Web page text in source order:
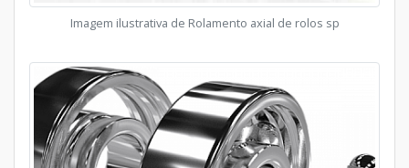
Imagem ilustrativa de Rolamento axial de rolos sp